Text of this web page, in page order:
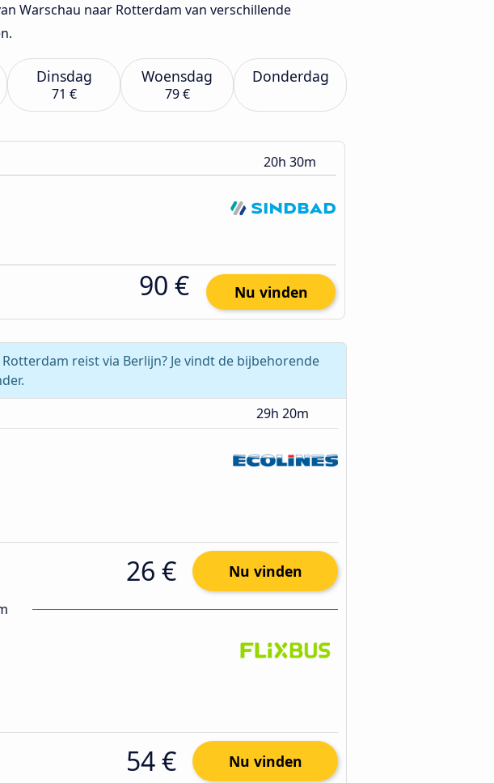
Warschau naar Rotterdam van verschillende
Dinsdag
71 €
Woensdag
79 €
Donderdag
20h 30m
90 € Nu vinden
reist via Berlijn? Je vindt de bijbehorende
29h 20m
26 € Nu vinden
54 € Nu vinden